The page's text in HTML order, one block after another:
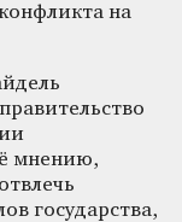
на
мнению,
государства,